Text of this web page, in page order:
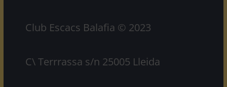
Club Escacs Balafia © 2023
C\ Terrrassa s/n 25005 Lleida